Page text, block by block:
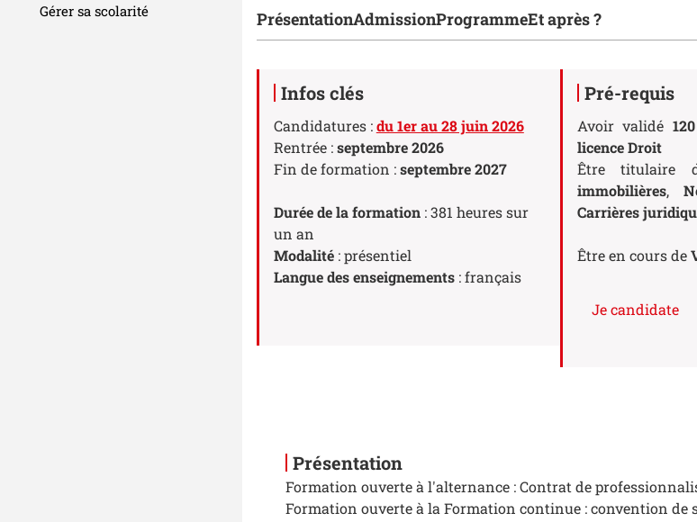
Accéder aux sections de la fiche
PrésentationAdmissionProgrammeEt après ?
Détails
Infos clés
Candidatures :du 1er au 28 juin 2026
Rentrée :septembre 2026
Fin de formation :septembre 2027
Durée de la formation: 381 heures sur
un an
Modalité : présentiel
Langue des enseignements: français
Pré-requis
Avoir validé
licence Droit
Être
immobilières,
Carrières
Être en cours de
Je candidate
Présentation
Formation ouverte à l'alternance : Contrat de
Formation ouverte à la Formation continue : convention
Gérer sa scolarité